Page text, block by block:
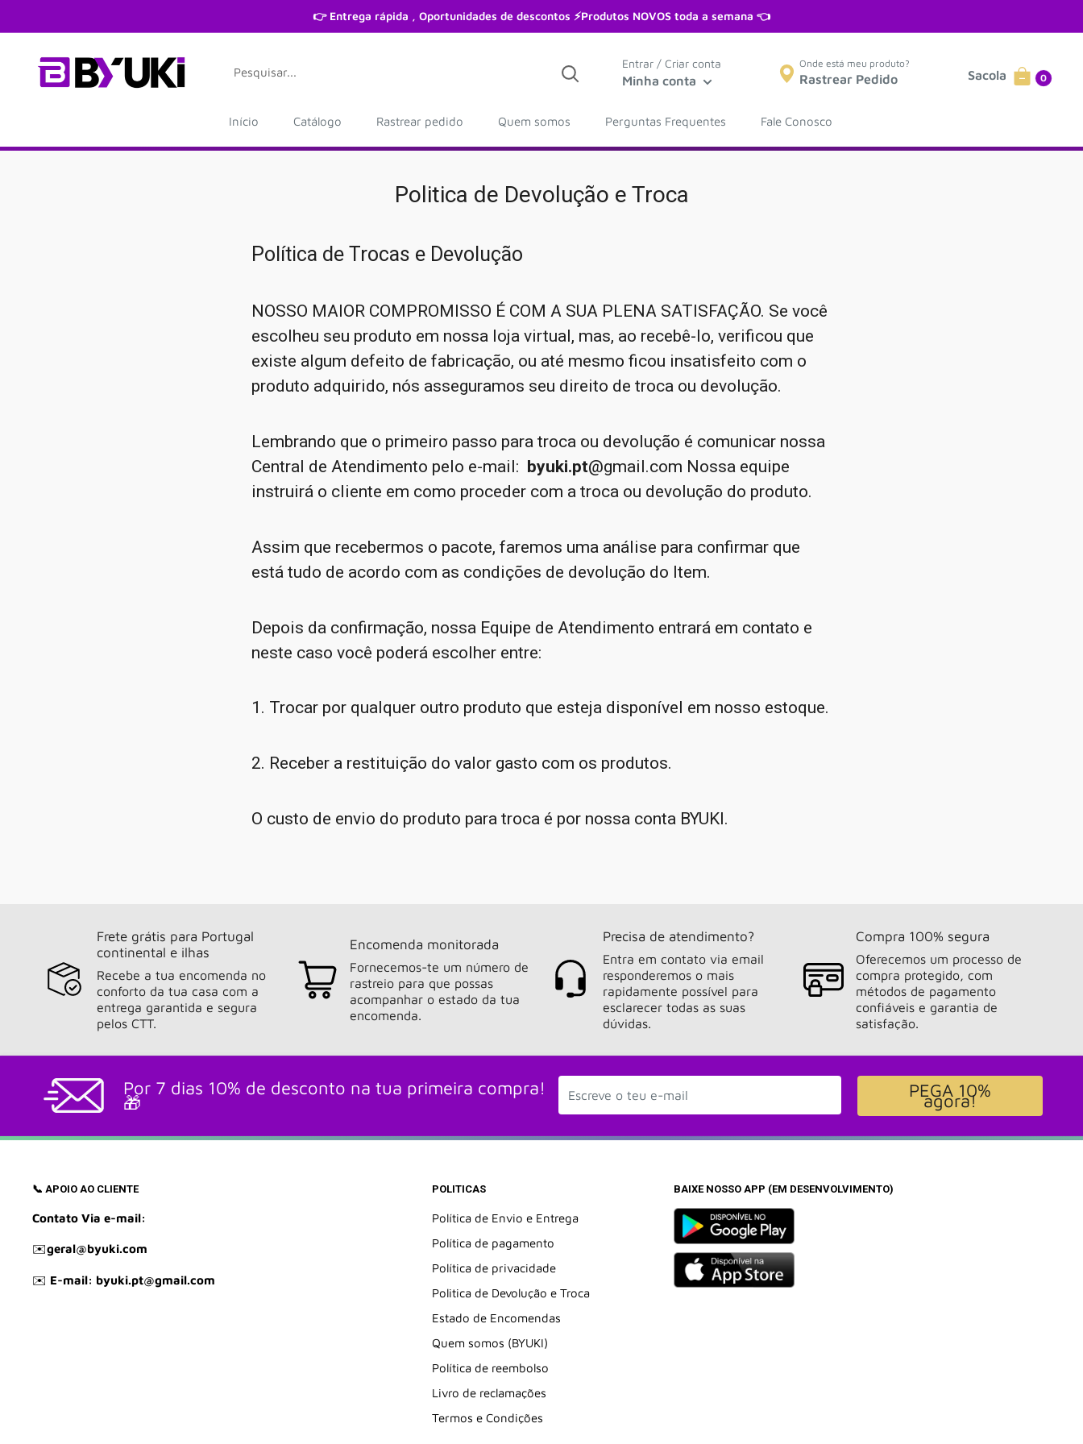
👉 Entrega rápida , Oportunidades de descontos ⚡Produtos NOVOS toda a semana 👈
Entrar / Criar conta
Minha conta Rastrear Pedido
Onde está meu produto?
Sacola 0
Início Catálogo Rastrear pedido Quem somos Perguntas Frequentes Fale Conosco
Politica de Devolução e Troca
Política de Trocas e Devolução
NOSSO MAIOR COMPROMISSO É COM A SUA PLENA SATISFAÇÃO. Se você
escolheu seu produto em nossa loja virtual, mas, ao recebê-lo, verificou que
existe algum defeito de fabricação, ou até mesmo ficou insatisfeito com o
produto adquirido, nós asseguramos seu direito de troca ou devolução.
Lembrando que o primeiro passo para troca ou devolução é comunicar nossa
Central de Atendimento pelo e-mail: byuki.pt@gmail.com Nossa equipe
instruirá o cliente em como proceder com a troca ou devolução do produto.
Assim que recebermos o pacote, faremos uma análise para confirmar que
está tudo de acordo com as condições de devolução do Item.
Depois da confirmação, nossa Equipe de Atendimento entrará em contato e
neste caso você poderá escolher entre:
1. Trocar por qualquer outro produto que esteja disponível em nosso estoque.
2. Receber a restituição do valor gasto com os produtos.
O custo de envio do produto para troca é por nossa conta BYUKI.
Frete grátis para Portugal
continental e ilhas
Recebe a tua encomenda no
conforto da tua casa com a
entrega garantida e segura
pelos CTT.
Encomenda monitorada
Fornecemos-te um número de
rastreio para que possas
acompanhar o estado da tua
encomenda.
Precisa de atendimento?
Entra em contato via email
responderemos o mais
rapidamente possível para
esclarecer todas as suas
dúvidas.
Compra 100% segura
Oferecemos um processo de
compra protegido, com
métodos de pagamento
confiáveis e garantia de
satisfação.
Por 7 dias 10% de desconto na tua primeira compra!
🎁
PEGA 10%
agora!
📞 APOIO AO CLIENTE
Contato Via e-mail:
✉️geral@byuki.com
✉️ E-mail: byuki.pt@gmail.com
POLITICAS
Política de Envio e Entrega
Política de pagamento
Política de privacidade
Politica de Devolução e Troca
Estado de Encomendas
Quem somos (BYUKI)
Política de reembolso
Livro de reclamações
Termos e Condições
BAIXE NOSSO APP (EM DESENVOLVIMENTO)